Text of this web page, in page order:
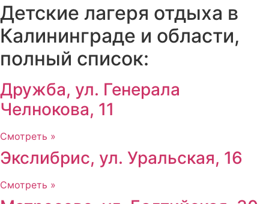
Детские лагеря отдыха в
Калининграде и области,
полный список:
Дружба, ул. Генерала
Челнокова, 11
Смотреть »
Экслибрис, ул. Уральская, 16
Смотреть »